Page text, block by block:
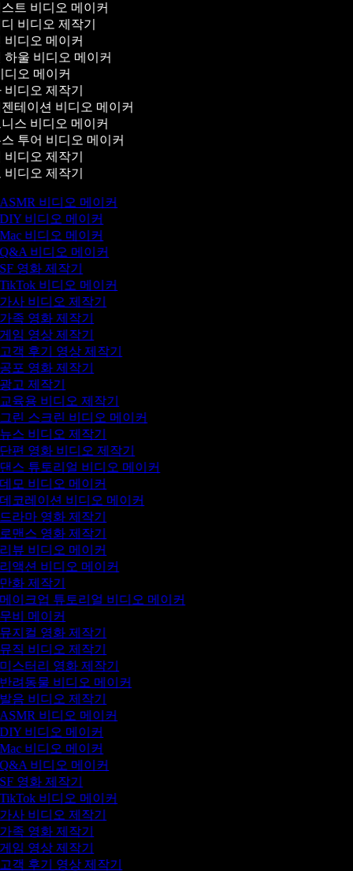
트 비디오 메이커
비디오 제작기
디오 메이커
울 비디오 메이커
오 메이커
디오 제작기
테이션 비디오 메이커
스 비디오 메이커
투어 비디오 메이커
디오 제작기
디오 제작기
비디오 메이커
비디오 메이커
비디오 메이커
비디오 메이커
영화 제작기
비디오 메이커
사 비디오 제작기
족 영화 제작기
임 영상 제작기
객 후기 영상 제작기
포 영화 제작기
고 제작기
육용 비디오 제작기
린 스크린 비디오 메이커
스 비디오 제작기
편 영화 비디오 제작기
스 튜토리얼 비디오 메이커
모 비디오 메이커
코레이션 비디오 메이커
라마 영화 제작기
맨스 영화 제작기
뷰 비디오 메이커
액션 비디오 메이커
화 제작기
이크업 튜토리얼 비디오 메이커
비 메이커
지컬 영화 제작기
직 비디오 제작기
스터리 영화 제작기
려동물 비디오 메이커
음 비디오 제작기
비디오 메이커
비디오 메이커
비디오 메이커
비디오 메이커
영화 제작기
비디오 메이커
사 비디오 제작기
족 영화 제작기
임 영상 제작기
객 후기 영상 제작기